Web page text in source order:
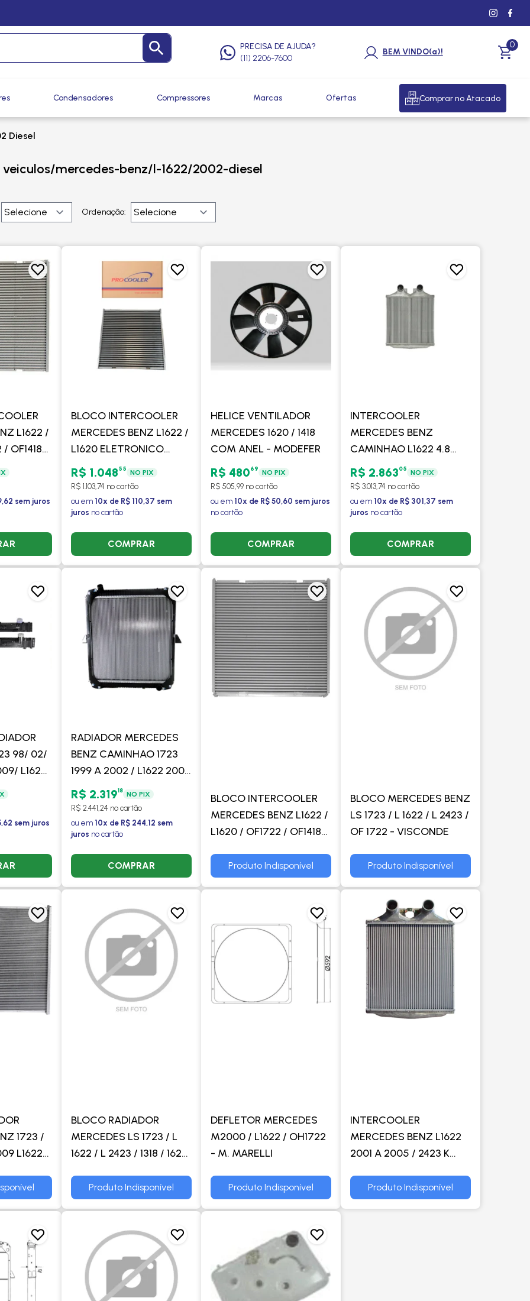
PRECISA DE AJUDA?
(11) 2206-7600
BEM VINDO(a)!
0
Condensadores Compressores Marcas Ofertas Comprar no Atacado
Diesel
veiculos/mercedes-benz/l-1622/2002-diesel
Ordenação:
L1622 /
OF1418
MAHLE
sem juros
BLOCO INTERCOOLER
MERCEDES BENZ L1622 /
L1620 ELETRONICO
OF1722 / OF1418 2002 >
OF1721 EURO 5 -
PROCOOLER
R$ 1.04855 NO PIX
R$ 1.103,74 no cartão
ou em 10x de R$ 110,37 sem
juros no cartão
COMPRAR
HELICE VENTILADOR
MERCEDES 1620 / 1418
COM ANEL - MODEFER
R$ 48069 NO PIX
R$ 505,99 no cartão
ou em 10x de R$ 50,60 sem juros
no cartão
COMPRAR
INTERCOOLER
MERCEDES BENZ
CAMINHAO L1622 4.8
DIESEL 2001 A 2016 /
ONIBUS OF1722 4.8
DIESEL 2002 A 2005 -
MAHLE
R$ 2.86305 NO PIX
R$ 3.013,74 no cartão
ou em 10x de R$ 301,37 sem
juros no cartão
COMPRAR
98/ 02/
L1622/
OF-
- sem juros
RADIADOR MERCEDES
BENZ CAMINHAO 1723
1999 A 2002 / L1622 2001
A 2016 / ONIBUS OF1417
1998 A 2004 / OF1721 /
OF1724 2012> -
PROCOOLER
R$ 2.31918 NO PIX
R$ 2.441,24 no cartão
ou em 10x de R$ 244,12 sem
juros no cartão
COMPRAR
BLOCO INTERCOOLER
MERCEDES BENZ L1622 /
L1620 / OF1722 / OF1418
HELLAProduto Indisponível
BLOCO MERCEDES BENZ
LS 1723 / L 1622 / L 2423 /
OF 1722 - VISCONDE
Produto Indisponível
1723 /
L1622/
OF-
-
BLOCO RADIADOR
MERCEDES LS 1723 / L
1622 / L 2423 / 1318 / 1620
Produto Indisponível
DEFLETOR MERCEDES
M2000 / L1622 / OH1722
- M. MARELLI
Produto Indisponível
INTERCOOLER
MERCEDES BENZ L1622
2001 A 2005 / 2423 K
2006 / 6.4 / COM / SEM
AR / MANUAL - M.
Produto Indisponível